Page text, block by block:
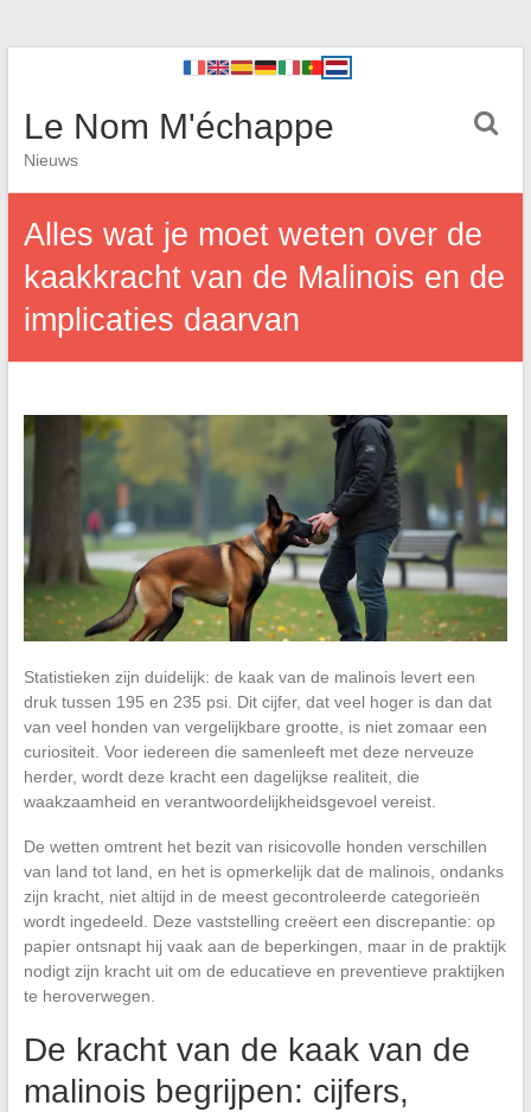
Le Nom M'échappe
Nieuws
Alles wat je moet weten over de
kaakkracht van de Malinois en de
implicaties daarvan
Statistieken zijn duidelijk: de kaak van de malinois levert een
druk tussen 195 en 235 psi. Dit cijfer, dat veel hoger is dan dat
van veel honden van vergelijkbare grootte, is niet zomaar een
curiositeit. Voor iedereen die samenleeft met deze nerveuze
herder, wordt deze kracht een dagelijkse realiteit, die
waakzaamheid en verantwoordelijkheidsgevoel vereist.
De wetten omtrent het bezit van risicovolle honden verschillen
van land tot land, en het is opmerkelijk dat de malinois, ondanks
zijn kracht, niet altijd in de meest gecontroleerde categorieën
wordt ingedeeld. Deze vaststelling creëert een discrepantie: op
papier ontsnapt hij vaak aan de beperkingen, maar in de praktijk
nodigt zijn kracht uit om de educatieve en preventieve praktijken
te heroverwegen.
De kracht van de kaak van de
malinois begrijpen: cijfers,